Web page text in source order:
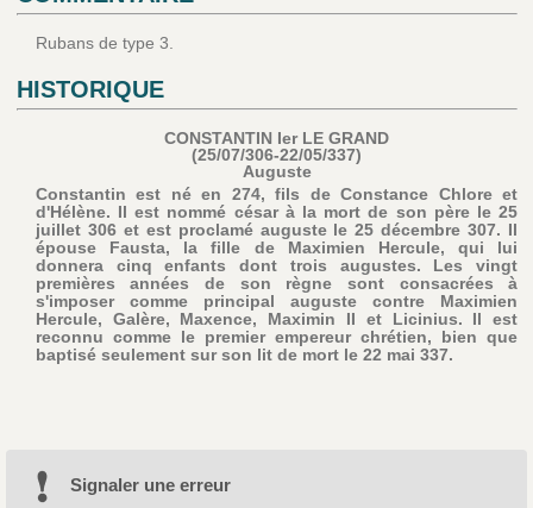
Rubans de type 3.
HISTORIQUE
CONSTANTIN Ier LE GRAND
(25/07/306-22/05/337)
Auguste
Constantin est né en 274, fils de Constance Chlore et
d'Hélène. Il est nommé césar à la mort de son père le 25
juillet 306 et est proclamé auguste le 25 décembre 307. Il
épouse Fausta, la fille de Maximien Hercule, qui lui
donnera cinq enfants dont trois augustes. Les vingt
premières années de son règne sont consacrées à
s'imposer comme principal auguste contre Maximien
Hercule, Galère, Maxence, Maximin II et Licinius. Il est
reconnu comme le premier empereur chrétien, bien que
baptisé seulement sur son lit de mort le 22 mai 337.
Signaler une erreur